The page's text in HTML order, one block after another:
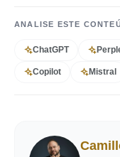
ANALISE ESTE
ChatGPT
Copilot Mistral